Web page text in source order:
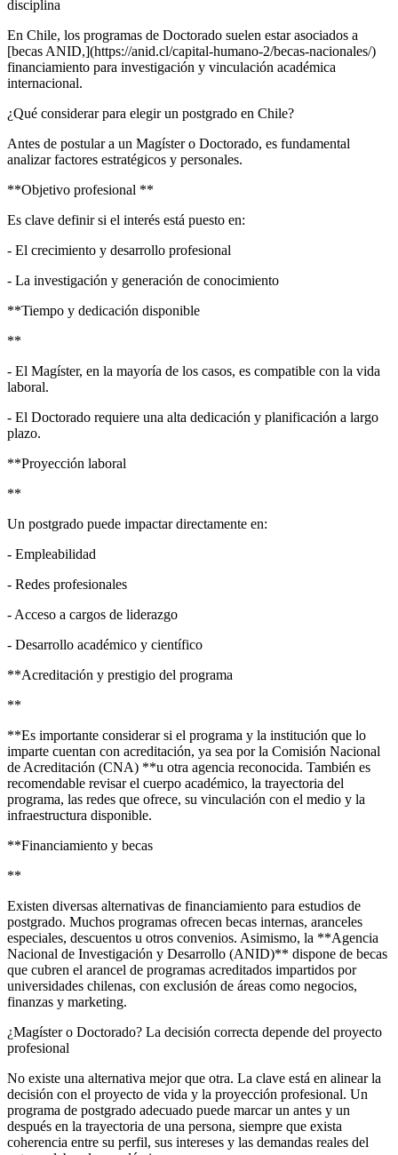
disciplina
En Chile, los programas de Doctorado suelen estar asociados a
[becas ANID,](https://anid.cl/capital-humano-2/becas-nacionales/)
financiamiento para investigación y vinculación académica
internacional.
¿Qué considerar para elegir un postgrado en Chile?
Antes de postular a un Magíster o Doctorado, es fundamental
analizar factores estratégicos y personales.
**Objetivo profesional **
Es clave definir si el interés está puesto en:
- El crecimiento y desarrollo profesional
- La investigación y generación de conocimiento
**Tiempo y dedicación disponible
**
- El Magíster, en la mayoría de los casos, es compatible con la vida
laboral.
- El Doctorado requiere una alta dedicación y planificación a largo
plazo.
**Proyección laboral
**
Un postgrado puede impactar directamente en:
- Empleabilidad
- Redes profesionales
- Acceso a cargos de liderazgo
- Desarrollo académico y científico
**Acreditación y prestigio del programa
**
**Es importante considerar si el programa y la institución que lo
imparte cuentan con acreditación, ya sea por la Comisión Nacional
de Acreditación (CNA) **u otra agencia reconocida. También es
recomendable revisar el cuerpo académico, la trayectoria del
programa, las redes que ofrece, su vinculación con el medio y la
infraestructura disponible.
**Financiamiento y becas
**
Existen diversas alternativas de financiamiento para estudios de
postgrado. Muchos programas ofrecen becas internas, aranceles
especiales, descuentos u otros convenios. Asimismo, la **Agencia
Nacional de Investigación y Desarrollo (ANID)** dispone de becas
que cubren el arancel de programas acreditados impartidos por
universidades chilenas, con exclusión de áreas como negocios,
finanzas y marketing.
¿Magíster o Doctorado? La decisión correcta depende del proyecto
profesional
No existe una alternativa mejor que otra. La clave está en alinear la
decisión con el proyecto de vida y la proyección profesional. Un
programa de postgrado adecuado puede marcar un antes y un
después en la trayectoria de una persona, siempre que exista
coherencia entre su perfil, sus intereses y las demandas reales del